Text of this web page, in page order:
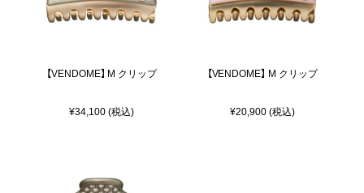
【VENDOME】 M クリップ
¥34,100 (税込)
【VENDOME】 M クリップ
¥20,900 (税込)